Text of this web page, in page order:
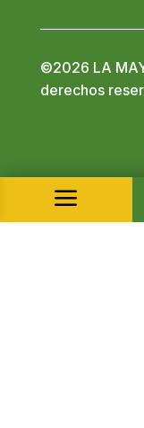
©2026 LA
derechos
a